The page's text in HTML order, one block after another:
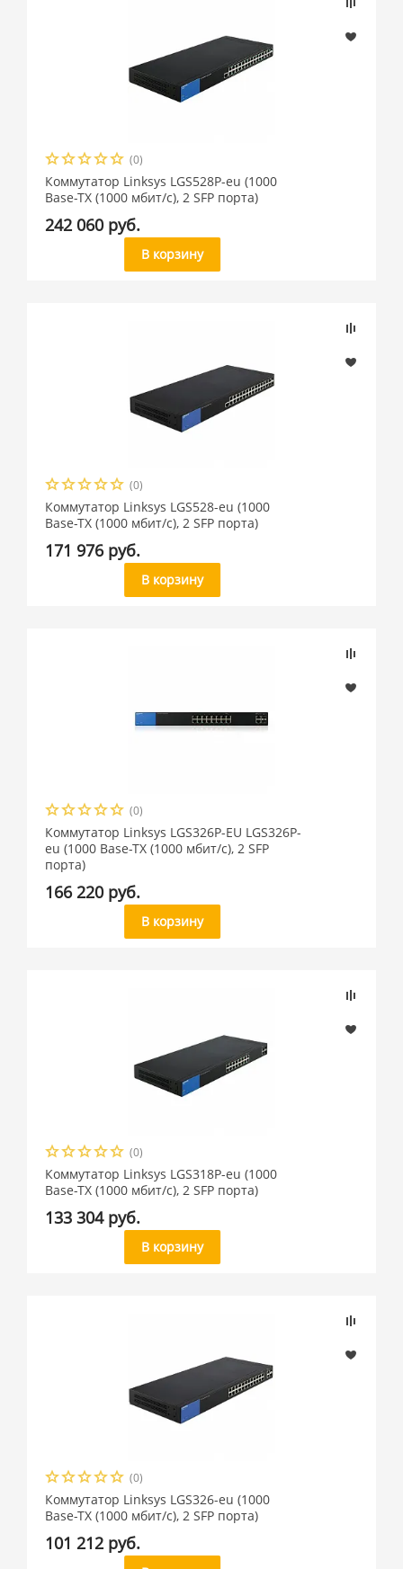
(0)
Коммутатор Linksys LGS528P-eu (1000
Base-TX (1000 мбит/с), 2 SFP порта)
242 060 руб.
В корзину
(0)
Коммутатор Linksys LGS528-eu (1000
Base-TX (1000 мбит/с), 2 SFP порта)
171 976 руб.
В корзину
(0)
Коммутатор Linksys LGS326P-EU LGS326P-
eu (1000 Base-TX (1000 мбит/с), 2 SFP
порта)
166 220 руб.
В корзину
(0)
Коммутатор Linksys LGS318P-eu (1000
Base-TX (1000 мбит/с), 2 SFP порта)
133 304 руб.
В корзину
(0)
Коммутатор Linksys LGS326-eu (1000
Base-TX (1000 мбит/с), 2 SFP порта)
101 212 руб.